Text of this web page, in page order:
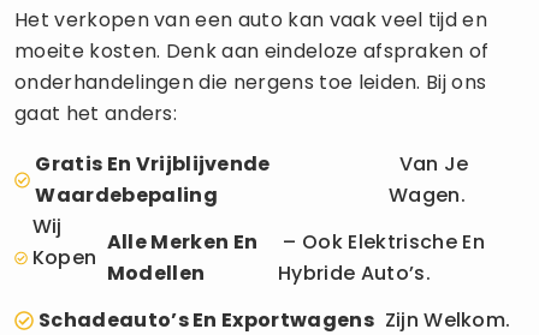
Het verkopen van een auto kan vaak veel tijd en
moeite kosten. Denk aan eindeloze afspraken of
onderhandelingen die nergens toe leiden. Bij ons
gaat het anders:
Gratis En Vrijblijvende
Waardebepaling
Van Je
Wagen.
Wij
Kopen
Alle Merken En
Modellen
– Ook Elektrische En
Hybride Auto’s.
Schadeauto’s En ExportwagensZijn Welkom.